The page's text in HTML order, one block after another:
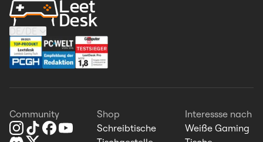
DE
Community
Shop
Schreibtische
Interessse nach
Weiße Gaming